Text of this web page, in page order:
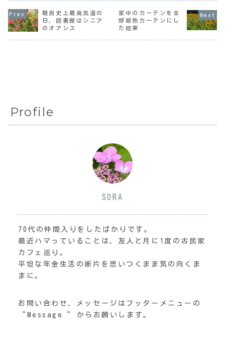
ようだ。「よう
だ」って…。内容
は覚えてないんだ
けど、「キラキラ
ーバイアスだね。
失礼しました。内
容紹介西東京の小
金井で教師生活を
くるという事態
に。タオルを養生
テープで止めて応
急処置をしたけ
観測史上最高気温の
日、図書館はシニア
のオアシス
家中のカーテンを全
部断熱カーテンにし
た結果
Profile
SORA
70代の仲間入りをしたばかりです。
最近ハマっていることは、友人と月に1度の古民家
カフェ巡り。
平坦な年金生活の断片を思いつくまま気の向くま
まに。
お問い合わせ、メッセージはフッターメニューの
“Message“ からお願いします。